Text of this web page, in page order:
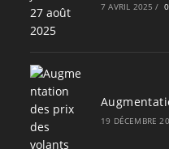
7 AVRIL 2025 /
19 DÉCEMBRE